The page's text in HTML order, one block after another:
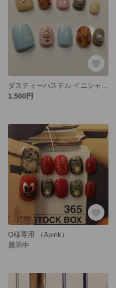
1,500円
O様専用 （Apink）
展示中